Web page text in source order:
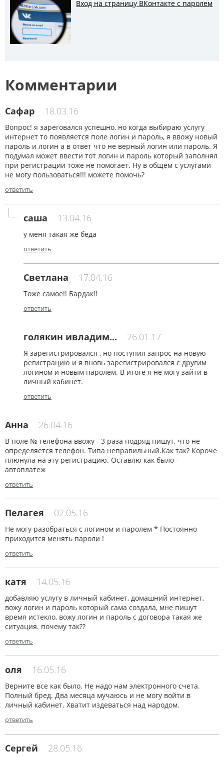
Вход на страницу ВКонтакте с паролем
Комментарии
Сафар 18.03.16
Вопрос! я зареговался успешно, но когда выбираю услугу
интернет то появляется поле логин и пароль, я ввожу новый
пароль и логин а в ответ что не верный логин или пароль. Я
подумал может ввести тот логин и пароль который заполнял
при регистрации тоже не помогает. Ну в общем с услугами
не могу пользоваться!!! можете помочь?
ответить
саша 13.04.16
у меня такая же беда
ответить
Светлана 17.04.16
Тоже самое!! Бардак!!
ответить
голякин ивладим... 26.01.17
Я зарегистрировался , но поступил запрос на новую
регистрацию и я вновь зарегистрировался с другим
логином и новым паролем. В итоге я не могу зайти в
личный кабинет.
ответить
Анна 26.04.16
В поле № телефона ввожу - 3 раза подряд пишут, что не
определяется телефон. Типа неправильный.Как так? Короче
плюнула на эту регистрацию. Оставлю как было -
автоплатеж
ответить
Пелагея 02.05.16
Не могу разобраться с логином и паролем * Постоянно
приходится менять пароли !
ответить
катя 14.05.16
добавляю услугу в личный кабинет, домашний интернет,
вожу логин и пароль который сама создала, мне пишут
время истекло, вожу логин и пароль с договора такая же
ситуация. почему так??
ответить
оля 16.05.16
Верните все как было. Не надо нам электронного счета.
Полный бред. Два месяца мучаюсь и не могу войти в
личный кабинет. Хватит издеваться над народом.
ответить
Сергей 28.05.16